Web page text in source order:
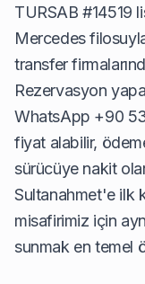
TURSAB #14519
Mercedes
transfer
Rezervasyon
WhatsApp +90
fiyat alabilir,
sürücüye nakit
Sultanahmet'e ilk
misafirimiz için
sunmak en temel